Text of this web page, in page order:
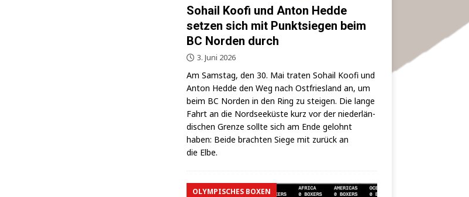
Sohail Koofi und Anton Hedde
setzen sich mit Punktsiegen beim
BC Norden durch
3. Juni 2026
Am Sams­tag, den 30. Mai tra­ten Sohail Koo­fi und
Anton Hed­de den Weg nach Ost­fries­land an, um
beim BC Nor­den in den Ring zu stei­gen. Die lan­ge
Fahrt an die Nord­see­küs­te kurz vor der nie­der­län­
di­schen Gren­ze soll­te sich am Ende gelohnt
haben: Bei­de brach­ten Sie­ge mit zurück an
die Elbe.
OLYMPISCHES BOXEN